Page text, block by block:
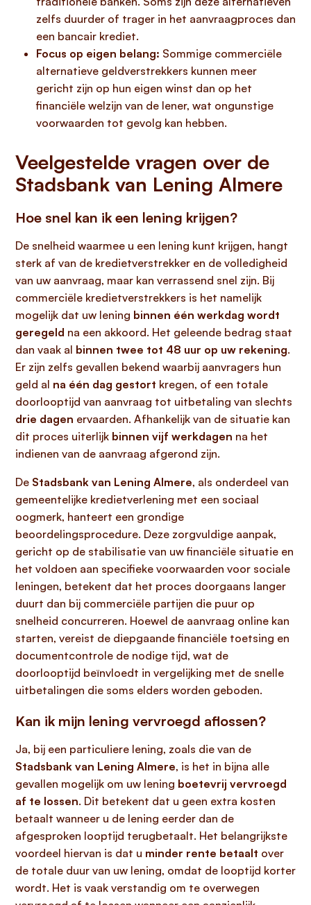
zelfs duurder of trager in het aanvraagproces dan
een bancair krediet.
Focus op eigen belang: Sommige commerciële
alternatieve geldverstrekkers kunnen meer
gericht zijn op hun eigen winst dan op het
financiële welzijn van de lener, wat ongunstige
voorwaarden tot gevolg kan hebben.
Veelgestelde vragen over de
Stadsbank van Lening Almere
Hoe snel kan ik een lening krijgen?
De snelheid waarmee u een lening kunt krijgen, hangt
sterk af van de kredietverstrekker en de volledigheid
van uw aanvraag, maar kan verrassend snel zijn. Bij
commerciële kredietverstrekkers is het namelijk
mogelijk dat uw lening binnen één werkdag wordt
geregeld na een akkoord. Het geleende bedrag staat
dan vaak al binnen twee tot 48 uur op uw rekening.
Er zijn zelfs gevallen bekend waarbij aanvragers hun
geld al na één dag gestort kregen, of een totale
doorlooptijd van aanvraag tot uitbetaling van slechts
drie dagen ervaarden. Afhankelijk van de situatie kan
dit proces uiterlijk binnen vijf werkdagen na het
indienen van de aanvraag afgerond zijn.
De Stadsbank van Lening Almere, als onderdeel van
gemeentelijke kredietverlening met een sociaal
oogmerk, hanteert een grondige
beoordelingsprocedure. Deze zorgvuldige aanpak,
gericht op de stabilisatie van uw financiële situatie en
het voldoen aan specifieke voorwaarden voor sociale
leningen, betekent dat het proces doorgaans langer
duurt dan bij commerciële partijen die puur op
snelheid concurreren. Hoewel de aanvraag online kan
starten, vereist de diepgaande financiële toetsing en
documentcontrole de nodige tijd, wat de
doorlooptijd beïnvloedt in vergelijking met de snelle
uitbetalingen die soms elders worden geboden.
Kan ik mijn lening vervroegd aflossen?
Ja, bij een particuliere lening, zoals die van de
Stadsbank van Lening Almere, is het in bijna alle
gevallen mogelijk om uw lening boetevrij vervroegd
af te lossen. Dit betekent dat u geen extra kosten
betaalt wanneer u de lening eerder dan de
afgesproken looptijd terugbetaalt. Het belangrijkste
voordeel hiervan is dat u minder rente betaalt over
de totale duur van uw lening, omdat de looptijd korter
wordt. Het is vaak verstandig om te overwegen